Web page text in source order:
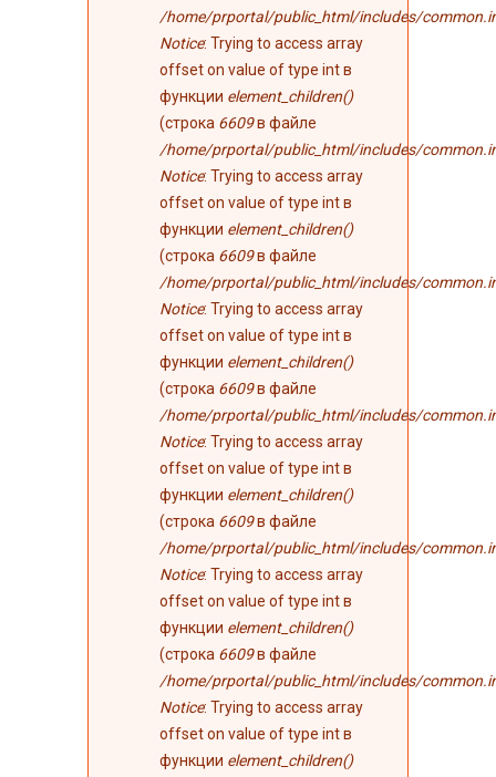
/home/prportal/public_html/includes/
Notice: Trying to access array
offset on value of type int в
функции element_children()
(строка 6609в файле
/home/prportal/public_html/includes/
Notice: Trying to access array
offset on value of type int в
функции element_children()
(строка 6609в файле
/home/prportal/public_html/includes/
Notice: Trying to access array
offset on value of type int в
функции element_children()
(строка 6609в файле
/home/prportal/public_html/includes/
Notice: Trying to access array
offset on value of type int в
функции element_children()
(строка 6609в файле
/home/prportal/public_html/includes/
Notice: Trying to access array
offset on value of type int в
функции element_children()
(строка 6609в файле
/home/prportal/public_html/includes/
Notice: Trying to access array
offset on value of type int в
функции element_children()